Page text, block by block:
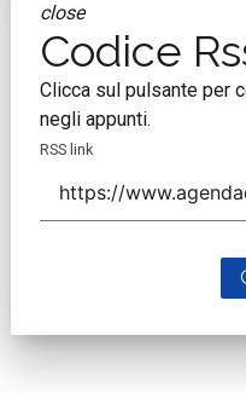
close
Codice
Clicca sul pulsante per
negli appunti.
RSS link